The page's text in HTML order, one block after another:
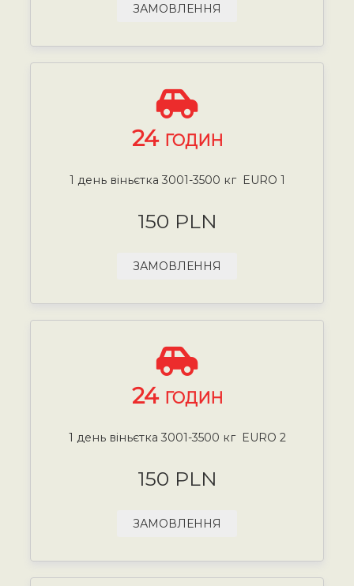
ЗАМОВЛЕННЯ
24 ГОДИН
1 день віньєтка 3001-3500 кг EURO 1
150 PLN
ЗАМОВЛЕННЯ
24 ГОДИН
1 день віньєтка 3001-3500 кг EURO 2
150 PLN
ЗАМОВЛЕННЯ